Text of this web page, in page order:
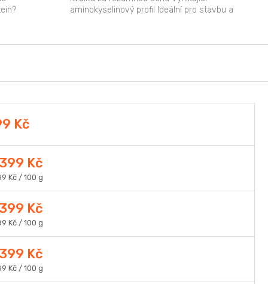
aminokyselinový profil Ideální pro stavbu a
Kč
Kč
Kč / 100 g
Kč
Kč / 100 g
Kč
Kč / 100 g